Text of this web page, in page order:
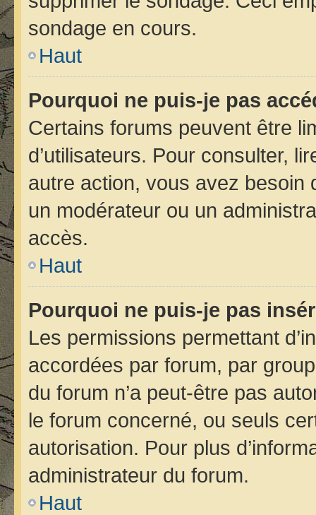
sondage en cours.
Haut
Pourquoi ne puis-je pas
Certains forums peuvent être
d’utilisateurs. Pour consulter,
autre action, vous avez besoin
un modérateur ou un
accès.
Haut
Pourquoi ne puis-je pas
Les permissions permettant
accordées par forum, par
du forum n’a peut-être pas
le forum concerné, ou seuls
autorisation. Pour plus
administrateur du forum.
Haut